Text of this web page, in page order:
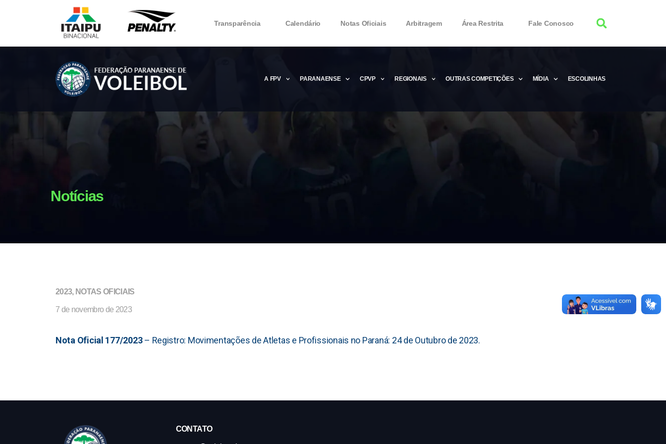
Transparência Calendário Notas Oficiais Arbitragem Área Restrita Fale Conosco
A FPV
Microsoft Office 2016 Product Key 2020 – Free Product Keys
PARANAENSE CPVP REGIONAIS OUTRAS COMPETIÇÕES MÍDIA ESCOLINHAS
Notícias
2023, NOTAS OFICIAIS
7 de novembro de 2023
Nota Oficial 177/2023– Registro: Movimentações de Atletas e Profissionais no Paraná: 24 de Outubro de 2023.
CONTATO